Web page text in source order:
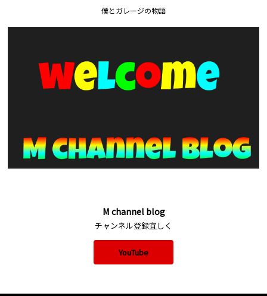
僕とガレージの物語
M channel blog
チャンネル登録宜しく
YouTube